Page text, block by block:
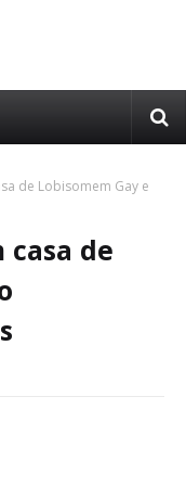
de Lobisomem Gay e
de